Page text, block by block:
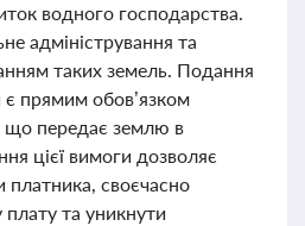
водного господарства.
адміністрування та
таких земель. Подання
є прямим обов’язком
що передає землю в
цієї вимоги дозволяє
платника, своєчасно
та уникнути